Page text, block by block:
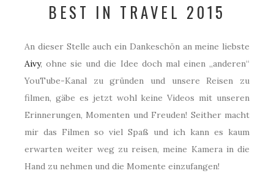
BEST IN TRAVEL 2015
An dieser Stelle auch ein Dankeschön an meine liebste
Aivy, ohne sie und die Idee doch mal einen „anderen“
YouTube-Kanal zu gründen und unsere Reisen zu
filmen, gäbe es jetzt wohl keine Videos mit unseren
Erinnerungen, Momenten und Freuden! Seither macht
mir das Filmen so viel Spaß und ich kann es kaum
erwarten weiter weg zu reisen, meine Kamera in die
Hand zu nehmen und die Momente einzufangen!